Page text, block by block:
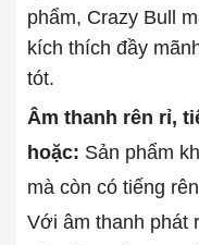
phẩm, Crazy Bull
kích thích đầy
tót.
Âm thanh rên rỉ,
hoặc: Sản phẩm
mà còn có tiếng
Với âm thanh phát